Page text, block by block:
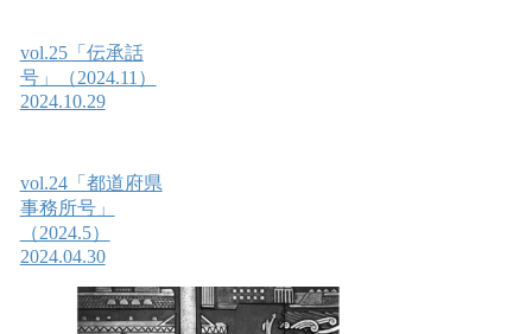
vol.25「伝承話
号」（2024.11）
2024.10.29
vol.24「都道府県
事務所号」
（2024.5）
2024.04.30